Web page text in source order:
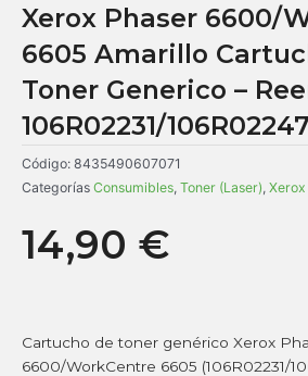
Xerox Phaser 6600/
6605 Amarillo
Toner Generico –
106R02231/106R02247
Código: 8435490607071
Categorías Consumibles, Toner (Laser), Xerox
14,90 €
Cartucho de toner genérico Xerox
6600/WorkCentre 6605 (106R02231/